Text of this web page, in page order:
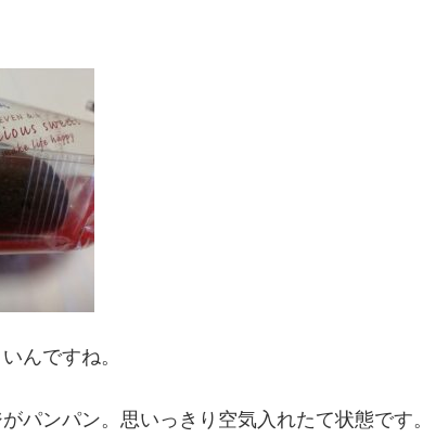
んですね。
パンパン。思いっきり空気入れたて状態です。